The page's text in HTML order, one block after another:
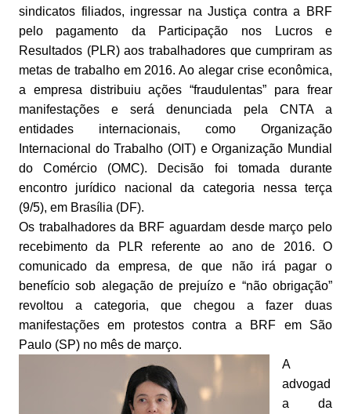
sindicatos filiados, ingressar na Justiça contra a BRF
pelo pagamento da Participação nos Lucros e
Resultados (PLR) aos trabalhadores que cumpriram as
metas de trabalho em 2016. Ao alegar crise econômica,
a empresa distribuiu ações “fraudulentas” para frear
manifestações e será denunciada pela CNTA a
entidades internacionais, como Organização
Internacional do Trabalho (OIT) e Organização Mundial
do Comércio (OMC). Decisão foi tomada durante
encontro jurídico nacional da categoria nessa terça
(9/5), em Brasília (DF).
Os trabalhadores da BRF aguardam desde março pelo
recebimento da PLR referente ao ano de 2016. O
comunicado da empresa, de que não irá pagar o
benefício sob alegação de prejuízo e “não obrigação”
revoltou a categoria, que chegou a fazer duas
manifestações em protestos contra a BRF em São
Paulo (SP) no mês de março.
A
advogad
a da